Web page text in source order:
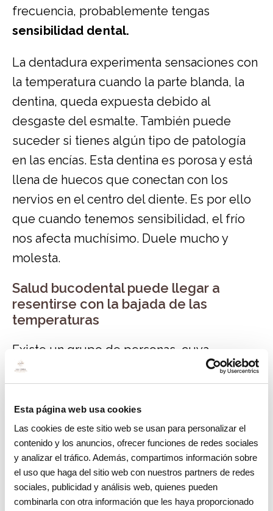
Esta página web usa cookies
Las cookies de este sitio web se usan para personalizar el
contenido y los anuncios, ofrecer funciones de redes sociales
y analizar el tráfico. Además, compartimos información sobre
el uso que haga del sitio web con nuestros partners de redes
sociales, publicidad y análisis web, quienes pueden
combinarla con otra información que les haya proporcionado
frecuencia, probablemente tengas
sensibilidad dental.
La dentadura experimenta sensaciones con
la temperatura cuando la parte blanda, la
dentina, queda expuesta debido al
desgaste del esmalte. También puede
suceder si tienes algún tipo de patología
en las encías. Esta dentina es porosa y está
llena de huecos que conectan con los
nervios en el centro del diente. Es por ello
que cuando tenemos sensibilidad, el frío
nos afecta muchísimo. Duele mucho y
molesta.
Salud bucodental puede llegar a
resentirse con la bajada de las
temperaturas
Existe un grupo de personas, cuya
sensibilidad aumenta con la bajada de las
temperaturas, sobre todo en invierno.
Aparecen signos como grietas en los
labios, irritaciones de garganta y aumento
de la sensibilidad dental. Muchos estudios
relacionan directamente esta causalidad.
Incluso hay personas que sienten dolor con